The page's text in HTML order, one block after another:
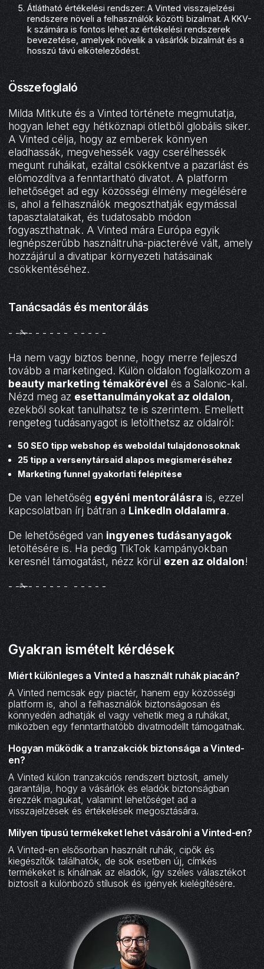
Átlátható értékelési rendszer: A Vinted visszajelzési
rendszere növeli a felhasználók közötti bizalmat. A KKV-
k számára is fontos lehet az értékelési rendszerek
bevezetése, amelyek növelik a vásárlók bizalmát és a
hosszú távú elköteleződést.
Összefoglaló
Milda Mitkute és a Vinted története megmutatja,
hogyan lehet egy hétköznapi ötletből globális siker.
A Vinted célja, hogy az emberek könnyen
eladhassák, megvehessék vagy cserélhessék
megunt ruháikat, ezáltal csökkentve a pazarlást és
előmozdítva a fenntartható divatot. A platform
lehetőséget ad egy közösségi élmény megélésére
is, ahol a felhasználók megoszthatják egymással
tapasztalataikat, és tudatosabb módon
fogyaszthatnak. A Vinted mára Európa egyik
legnépszerűbb használtruha-piacterévé vált, amely
hozzájárul a divatipar környezeti hatásainak
csökkentéséhez.
Tanácsadás és mentorálás
- -✁- - - - - - - - - - -
Ha nem vagy biztos benne, hogy merre fejleszd
tovább a marketinged. Külön oldalon foglalkozom a
beauty marketing témakörével és a Salonic-kal.
Nézd meg az esettanulmányokat az oldalon,
ezekből sokat tanulhatsz te is szerintem. Emellett
rengeteg tudásanyagot is letölthetsz az oldalról:
50 SEO tipp webshop és weboldal tulajdonosoknak
25 tipp a versenytársaid alapos megismeréséhez
Marketing funnel gyakorlati felépítése
De van lehetőség egyéni mentorálásra is, ezzel
kapcsolatban írj bátran a LinkedIn oldalamra.
De lehetőséged van ingyenes tudásanyagok
letöltésére is. Ha pedig TikTok kampányokban
keresnél támogatást, nézz körül ezen az oldalon!
- -✁- - - - - - - - - - -
Gyakran ismételt kérdések
Miért különleges a Vinted a használt ruhák piacán?
A Vinted nemcsak egy piactér, hanem egy közösségi
platform is, ahol a felhasználók biztonságosan és
könnyedén adhatják el vagy vehetik meg a ruhákat,
miközben egy fenntarthatóbb divatmodellt támogatnak.
Hogyan működik a tranzakciók biztonsága a Vinted-
en?
A Vinted külön tranzakciós rendszert biztosít, amely
garantálja, hogy a vásárlók és eladók biztonságban
érezzék magukat, valamint lehetőséget ad a
visszajelzések és értékelések megosztására.
Milyen típusú termékeket lehet vásárolni a Vinted-en?
A Vinted-en elsősorban használt ruhák, cipők és
kiegészítők találhatók, de sok esetben új, címkés
termékeket is kínálnak az eladók, így széles választékot
biztosít a különböző stílusok és igények kielégítésére.‍